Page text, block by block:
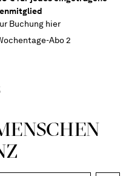
Buchung hier
Abo 2